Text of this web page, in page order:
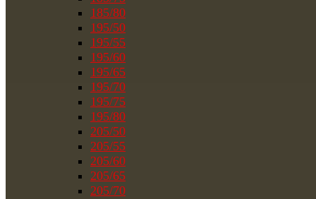
185/80
195/50
195/55
195/60
195/65
195/70
195/75
195/80
205/50
205/55
205/60
205/65
205/70